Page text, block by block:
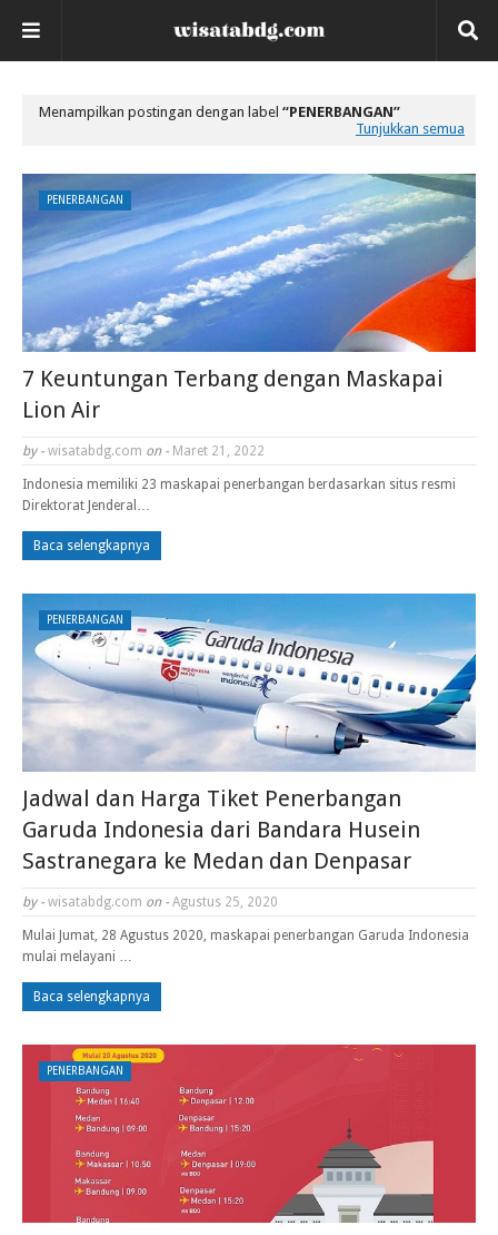
Menampilkan postingan dengan label
PENERBANGAN
Tunjukkan semua
PENERBANGAN
7 Keuntungan Terbang dengan Maskapai
Lion Air
by - wisatabdg.com on - Maret 21, 2022
Indonesia memiliki 23 maskapai penerbangan berdasarkan situs resmi
Direktorat Jenderal…
Baca selengkapnya
PENERBANGAN
Jadwal dan Harga Tiket Penerbangan
Garuda Indonesia dari Bandara Husein
Sastranegara ke Medan dan Denpasar
by - wisatabdg.com on - Agustus 25, 2020
Mulai Jumat, 28 Agustus 2020, maskapai penerbangan Garuda Indonesia
mulai melayani …
Baca selengkapnya
PENERBANGAN